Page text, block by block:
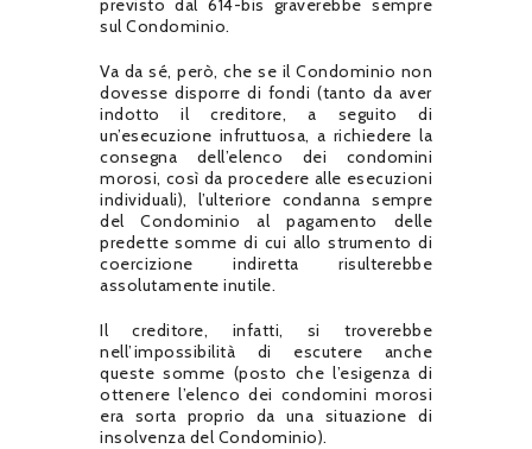
previsto dal 614-bis graverebbe sempre
sul Condominio.
Va da sé, però, che se il Condominio non
dovesse disporre di fondi (tanto da aver
indotto il creditore, a seguito di
un’esecuzione infruttuosa, a richiedere la
consegna dell’elenco dei condomini
morosi, così da procedere alle esecuzioni
individuali), l’ulteriore condanna sempre
del Condominio al pagamento delle
predette somme di cui allo strumento di
coercizione indiretta risulterebbe
assolutamente inutile.
Il creditore, infatti, si troverebbe
nell’impossibilità di escutere anche
queste somme (posto che l’esigenza di
ottenere l’elenco dei condomini morosi
era sorta proprio da una situazione di
insolvenza del Condominio).